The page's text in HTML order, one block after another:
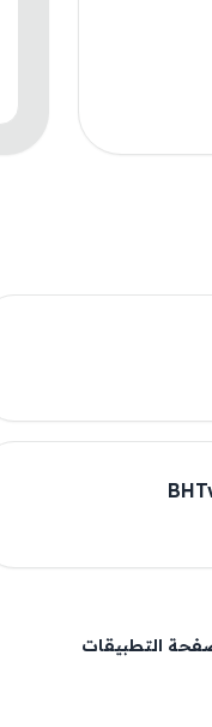
التطبيقات